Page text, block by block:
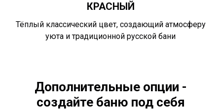
КРАСНЫЙ
Тёплый классический цвет, создающий атмосферу
уюта и традиционной русской бани
Дополнительные опции -
создайте баню под себя